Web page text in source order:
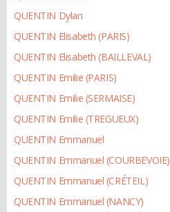
QUENTIN Dylan
QUENTIN Elisabeth (PARIS)
QUENTIN Elisabeth (BAILLEVAL)
QUENTIN Emilie (PARIS)
QUENTIN Emilie (SERMAISE)
QUENTIN Emilie (TREGUEUX)
QUENTIN Emmanuel
QUENTIN Emmanuel (COURBEVOIE)
QUENTIN Emmanuel (CRÉTEIL)
QUENTIN Emmanuel (NANCY)